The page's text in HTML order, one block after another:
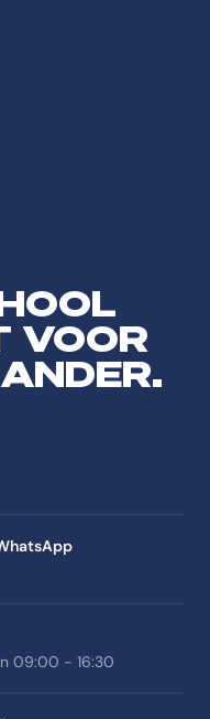
VOOR
09:00 - 16:30